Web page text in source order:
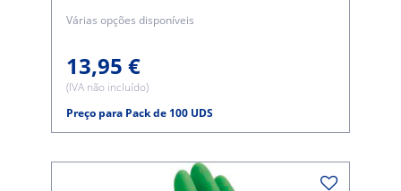
Várias opções disponíveis
13,95 €
(IVA não incluído)
Preço para Pack de 100 UDS